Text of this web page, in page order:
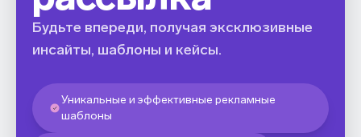
Будьте впереди, получая эксклюзивные
инсайты, шаблоны и кейсы.
Уникальные и эффективные рекламные
шаблоны